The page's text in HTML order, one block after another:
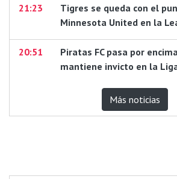
21:23
Tigres se queda con el
Minnesota United en la
20:51
Piratas FC pasa por
mantiene invicto en la
Más noticias